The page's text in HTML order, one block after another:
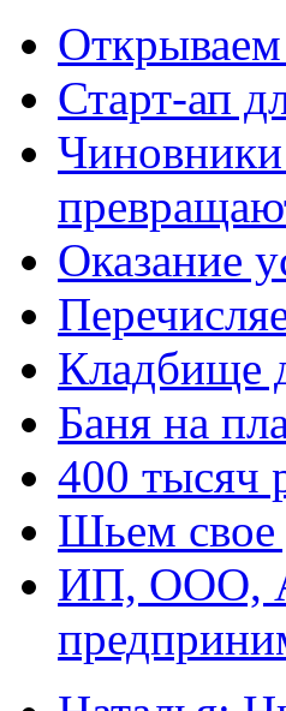
Открываем
Старт-ап
Оказание
Кладбище
Баня на
400 тысяч
Шьем свое
ИП, ООО,